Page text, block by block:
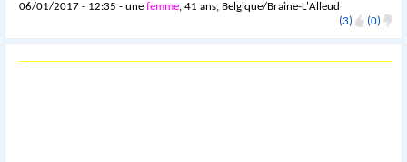
06/01/2017 - 12:35 - unefemme, 41 ans, Belgique/Braine-L'Alleud
(3)
(0)